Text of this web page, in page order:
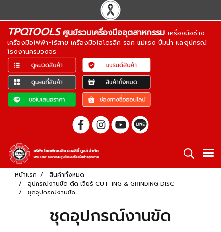
TPQTOOLSศูนย์รวมเครื่องมืออุตสาหกรรม เครื่องมือช่าง
เครื่องมือไฟฟ้า-ไร้สาย เครื่องมือไฮโดรลิค รอก แม่แรง ปั๊มน้ำ และอุปกรณ์
โรงงานครบวงจร
หน้าแรก
สินค้าทั้งหมด
อุปกรณ์งานขัด ตัด เจียร์ CUTTING & GRINDING DISC
ชุดอุปกรณ์งานขัด
ชุดอุปกรณ์งานขัด